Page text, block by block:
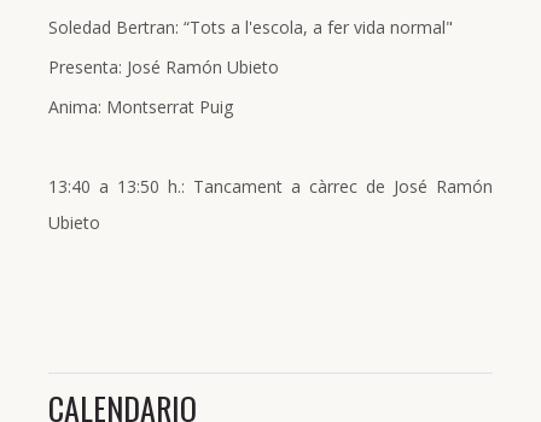
Soledad Bertran: “Tots a l'escola, a fer vida normal"
Presenta: José Ramón Ubieto
Anima: Montserrat Puig
13:40 a 13:50 h.: Tancament a càrrec de José Ramón
Ubieto
CALENDARIO